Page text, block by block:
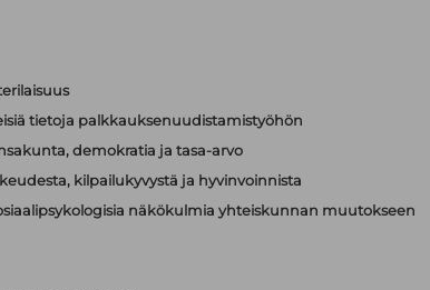
tietoja palkkauksenuudistamistyöhön
demokratia ja tasa-arvo
kilpailukyvystä ja hyvinvoinnista
näkökulmia yhteiskunnan muutokseen